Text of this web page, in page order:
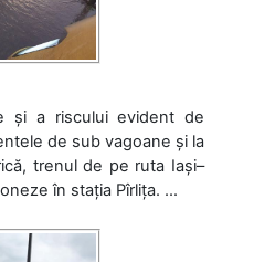
și a riscului evident de
de sub vagoane și la
trenul de pe ruta Iași–
în stația Pîrlița. ...